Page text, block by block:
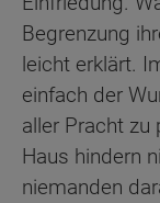
Begrenzung
leicht erklärt.
einfach der
aller Pracht zu
Haus hindern
niemanden